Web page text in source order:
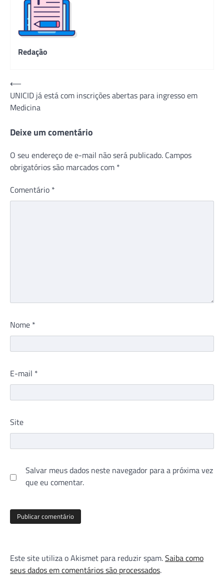
Redação
Navegação
de
Post
⟵
UNICID já está com inscrições abertas para ingresso em
Medicina
Deixe um comentário
O seu endereço de e-mail não será publicado. Campos
obrigatórios são marcados com *
Comentário *
Nome *
E-mail *
Site
Salvar meus dados neste navegador para a próxima vez
que eu comentar.
Este site utiliza o Akismet para reduzir spam.Saiba como
seus dados em comentários são processados.